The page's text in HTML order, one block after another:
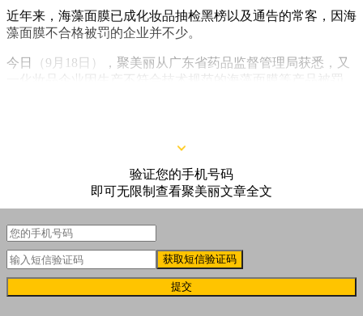
近年来，海藻面膜已成化妆品抽检黑榜以及通告的常客，因海
藻面膜不合格被罚的企业并不少。
今日 （9月18日）
，聚美丽从广东省药品监督管理局获悉，又
一化妆品企业因生产不符合技术规范的海藻面膜等产品被罚。
验证您的手机号码
即可无限制查看聚美丽文章全文
获取短信验证码
提交